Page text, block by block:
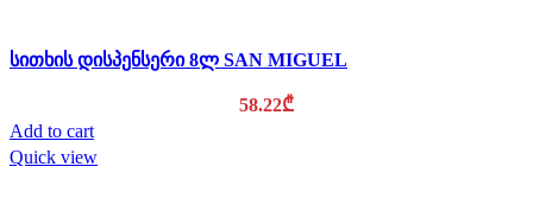
სითხის დისპენსერი 8ლ SAN MIGUEL
58.22₾
Add to cart
Quick view